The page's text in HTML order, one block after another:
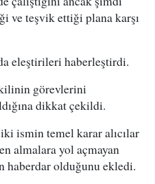
ve teşvik ettiği plana karşı
eleştirileri haberleştirdi.
görevlerini
dikkat çekildi.
ismin temel karar alıcılar
almalara yol açmayan
haberdar olduğunu ekledi.